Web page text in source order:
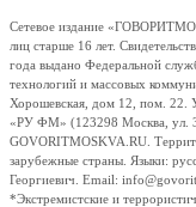
Сетевое издание
лиц старше 16 лет.
года выдано Федеральной
технологий и массовых
Хорошевская, дом 12, пом. 22.
«РУ ФМ» (123298 Москва, ул.
GOVORITMOSKVA.RU.
зарубежные страны. Языки:
Георгиевич. Email:
*Экстремистские и